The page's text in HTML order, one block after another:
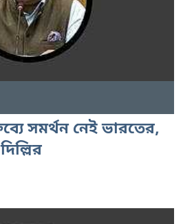
সমর্থন নেই ভারতের,